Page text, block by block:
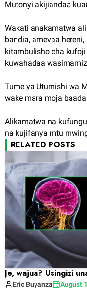
Mutonyi akijiandaa
Wakati anakamatwa
bandia, amevaa
kitambulisho cha
kuwahadaa
Tume ya Utumishi wa
wake mara moja
Alikamatwa na
na kujifanya mtu
RELATED POSTS
Je, wajua? Usingizi
Eric Buyanza August